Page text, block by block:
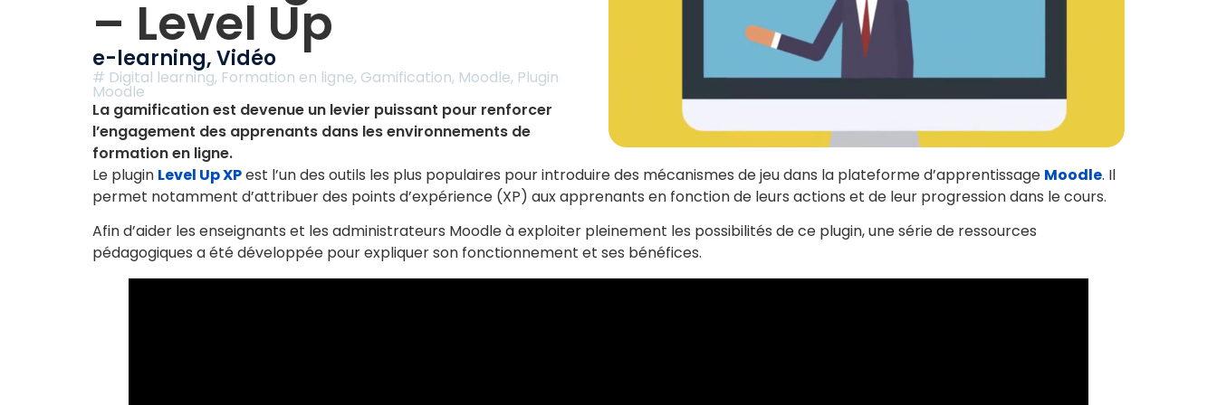
– Level Up
e-learning,Vidéo
# Digital learning, Formation en ligne, Gamification, Moodle, Plugin
Moodle
La gamification est devenue un levier puissant pour renforcer
l’engagement des apprenants dans les environnements de
formation en ligne.
Le plugin Level Up XPest l’un des outils les plus populaires pour introduire des mécanismes de jeu dans la plateforme d’apprentissage Moodle. Il
permet notamment d’attribuer des points d’expérience (XP) aux apprenants en fonction de leurs actions et de leur progression dans le cours.
Afin d’aider les enseignants et les administrateurs Moodle à exploiter pleinement les possibilités de ce plugin, une série de ressources
pédagogiques a été développée pour expliquer son fonctionnement et ses bénéfices.